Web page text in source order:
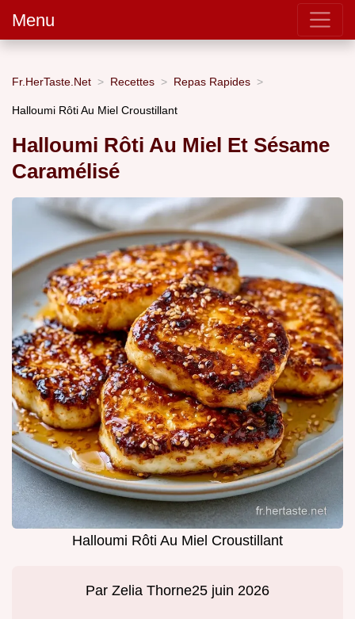
Menu
Fr.HerTaste.Net Recettes Repas Rapides
Halloumi Rôti Au Miel Croustillant
Halloumi Rôti Au Miel Et Sésame
Caramélisé
Halloumi Rôti Au Miel Croustillant
Par Zelia Thorne25 juin 2026